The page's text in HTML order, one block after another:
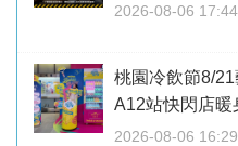
2026-08-06 17:44
桃園冷飲節8/
A12站快閃店暖
2026-08-06 16:29